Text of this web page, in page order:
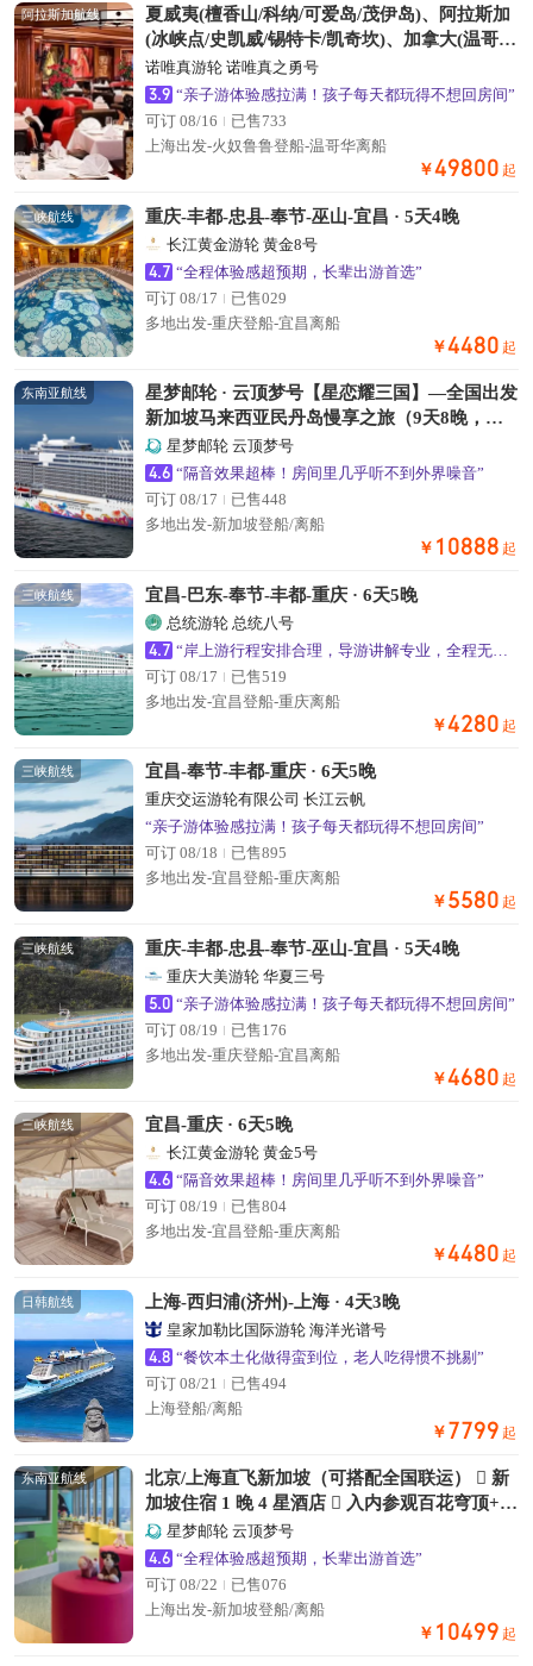
阿拉斯加航线
夏威夷(檀香山/科纳/可爱岛/茂伊岛)、阿拉斯加
(冰峡点/史凯威/锡特卡/凯奇坎)、加拿大(温哥
华)
诺唯真游轮 诺唯真之勇号
3.9 “亲子游体验感拉满！孩子每天都玩得不想回房间”
可订 08/16
已售733
上海出发-火奴鲁鲁登船-温哥华离船
￥49800 起
三峡航线 重庆-丰都-忠县-奉节-巫山-宜昌 · 5天4晚
长江黄金游轮 黄金8号
4.7 “全程体验感超预期，长辈出游首选”
可订 08/17
已售029
多地出发-重庆登船-宜昌离船
￥4480 起
东南亚航线
星梦邮轮 · 云顶梦号【星恋耀三国】—全国出发
新加坡马来西亚民丹岛慢享之旅（9天8晚，一
次航行，三国风情）
星梦邮轮 云顶梦号
4.6 “隔音效果超棒！房间里几乎听不到外界噪音”
可订 08/17
已售448
多地出发-新加坡登船/离船
￥ 10888 起
三峡航线 宜昌-巴东-奉节-丰都-重庆 · 6天5晚
总统游轮 总统八号
4.7
可订 08/17
已售519
多地出发-宜昌登船-重庆离船
￥4280 起
三峡航线 宜昌-奉节-丰都-重庆 · 6天5晚
重庆交运游轮有限公司 长江云帆
“亲子游体验感拉满！孩子每天都玩得不想回房间”
可订 08/18
已售895
多地出发-宜昌登船-重庆离船
￥ 5580 起
三峡航线 重庆-丰都-忠县-奉节-巫山-宜昌 · 5天4晚
重庆大美游轮 华夏三号
5.0 “亲子游体验感拉满！孩子每天都玩得不想回房间”
可订 08/19
已售176
多地出发-重庆登船-宜昌离船
￥4680 起
三峡航线 宜昌-重庆 · 6天5晚
长江黄金游轮 黄金5号
4.6 “隔音效果超棒！房间里几乎听不到外界噪音”
可订 08/19
已售804
多地出发-宜昌登船-重庆离船
￥4480 起
日韩航线 上海-西归浦(济州)-上海 · 4天3晚
皇家加勒比国际游轮 海洋光谱号
4.8 “餐饮本土化做得蛮到位，老人吃得惯不挑剔”
可订 08/21
已售494
上海登船/离船
￥ 7799 起
东南亚航线
北京/上海直飞新加坡（可搭配全国联运）  新
加坡住宿 1 晚 4 星酒店  入内参观百花穹顶+云
雾森林
星梦邮轮 云顶梦号
4.6 “全程体验感超预期，长辈出游首选”
可订 08/22
已售076
上海出发-新加坡登船/离船
￥ 10499 起